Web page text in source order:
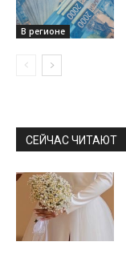
В регионе
СЕЙЧАС ЧИТАЮТ